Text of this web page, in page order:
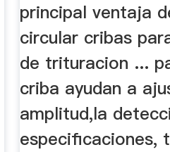
principal ventaja
circular cribas
de trituracion ...
criba ayudan a
amplitud,la
especificaciones,